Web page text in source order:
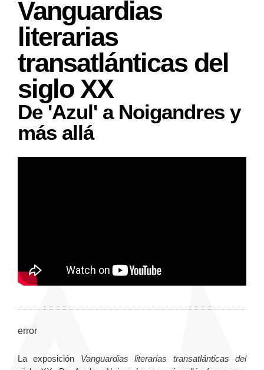
Vanguardias
literarias
transatlánticas del
siglo XX
De 'Azul' a Noigandres y
más allá
error
La exposición Vanguardias literarias transatlánticas del